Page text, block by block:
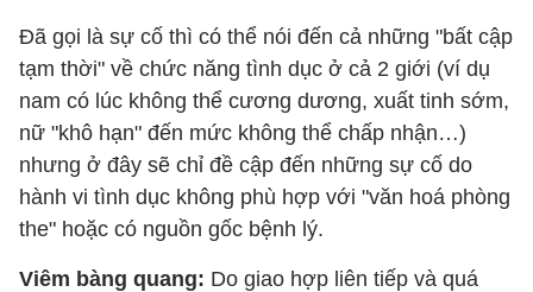
Đã gọi là sự cố thì có thể nói đến cả những "bất cập
tạm thời" về chức năng tình dục ở cả 2 giới (ví dụ
nam có lúc không thể cương dương, xuất tinh sớm,
nữ "khô hạn" đến mức không thể chấp nhận…)
nhưng ở đây sẽ chỉ đề cập đến những sự cố do
hành vi tình dục không phù hợp với "văn hoá phòng
the" hoặc có nguồn gốc bệnh lý.
Viêm bàng quang: Do giao hợp liên tiếp và quá